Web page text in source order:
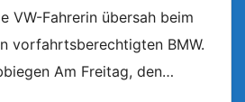
VW-Fahrerin übersah beim
vorfahrtsberechtigten BMW.
Am Freitag, den…